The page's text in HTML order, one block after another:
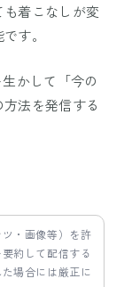
着こなしが変
す。
かして「今の
法を発信する
・画像等）を許
約して配信する
場合には厳正に